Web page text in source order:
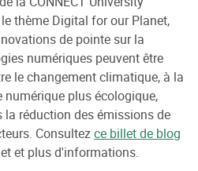
thème Digital for our Planet,
de pointe sur la
numériques peuvent être
le changement climatique, à la
plus écologique,
la réduction des émissions de
Consultezce billet de blog
et plus d'informations.